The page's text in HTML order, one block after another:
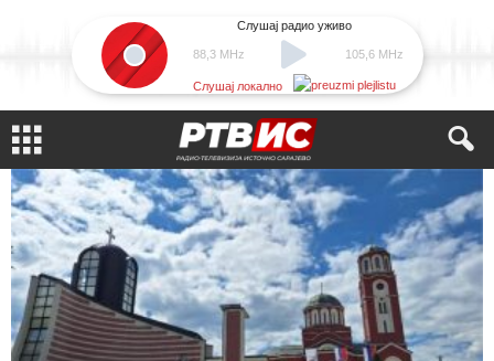
88,3 MHz
Слушај радио уживо
105,6 MHz
Слушај локално